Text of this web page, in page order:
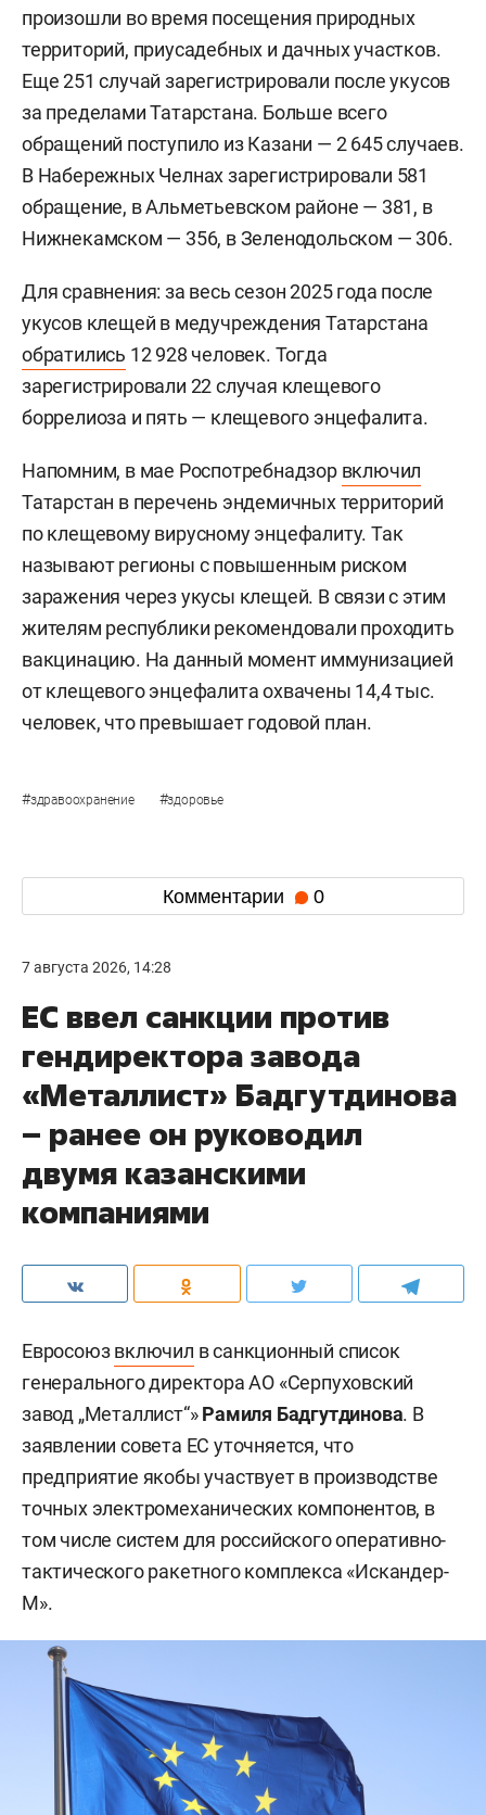
произошли во время посещения природных
территорий, приусадебных и дачных участков.
Еще 251 случай зарегистрировали после укусов
за пределами Татарстана. Больше всего
обращений поступило из Казани — 2 645 случаев.
В Набережных Челнах зарегистрировали 581
обращение, в Альметьевском районе — 381, в
Нижнекамском — 356, в Зеленодольском — 306.
Для сравнения: за весь сезон 2025 года после
укусов клещей в медучреждения Татарстана
обратились 12 928 человек. Тогда
зарегистрировали 22 случая клещевого
боррелиоза и пять — клещевого энцефалита.
Напомним, в мае Роспотребнадзор включил
Татарстан в перечень эндемичных территорий
по клещевому вирусному энцефалиту. Так
называют регионы с повышенным риском
заражения через укусы клещей. В связи с этим
жителям республики рекомендовали проходить
вакцинацию. На данный момент иммунизацией
от клещевого энцефалита охвачены 14,4 тыс.
человек, что превышает годовой план.
#здравоохранение #здоровье
Комментарии 0
7 августа 2026, 14:28
ЕС ввел санкции против
гендиректора завода
«Металлист» Бадгутдинова
– ранее он руководил
двумя казанскими
компаниями
Евросоюзвключил в санкционный список
генерального директора АО «Серпуховский
завод „Металлист“»Рамиля Бадгутдинова. В
заявлении совета ЕС уточняется, что
предприятие якобы участвует в производстве
точных электромеханических компонентов, в
том числе систем для российского оперативно-
тактического ракетного комплекса «Искандер-
М».